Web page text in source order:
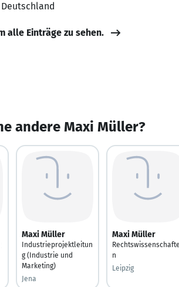
Deutschland
alle Einträge zu sehen.
andere Maxi Müller?
Maxi Müller
Industrieprojektleitun
g (Industrie und
Marketing)
Jena
Maxi Müller
n
Leipzig